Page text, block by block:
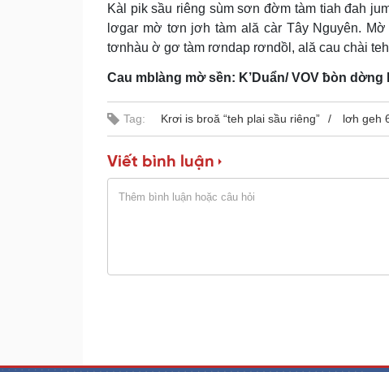
Kàl pik sầu riêng sùm sơn đờm tàm tiah đah
lơgar mờ tơn jơh tàm ală càr Tây Nguyên.
tơnhàu ờ gơ tàm rơndap rơndồl, ală cau chài
Cau mblàng mờ sền: K’Duẩn/ VOV ƀòn dờng
Tag: Krơi is broă “teh plai sầu riêng” lơh geh
Viết bình luận